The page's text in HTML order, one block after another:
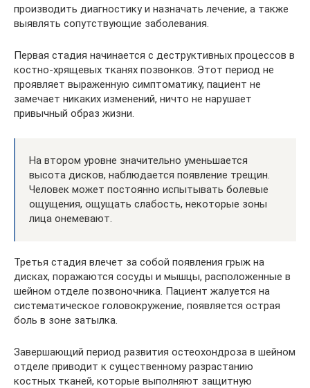
производить диагностику и назначать лечение, а также
выявлять сопутствующие заболевания.
Первая стадия начинается с деструктивных процессов в
костно-хрящевых тканях позвонков. Этот период не
проявляет выраженную симптоматику, пациент не
замечает никаких изменений, ничто не нарушает
привычный образ жизни.
На втором уровне значительно уменьшается
высота дисков, наблюдается появление трещин.
Человек может постоянно испытывать болевые
ощущения, ощущать слабость, некоторые зоны
лица онемевают.
Третья стадия влечет за собой появления грыж на
дисках, поражаются сосуды и мышцы, расположенные в
шейном отделе позвоночника. Пациент жалуется на
систематическое головокружение, появляется острая
боль в зоне затылка.
Завершающий период развития остеохондроза в шейном
отделе приводит к существенному разрастанию
костных тканей, которые выполняют защитную